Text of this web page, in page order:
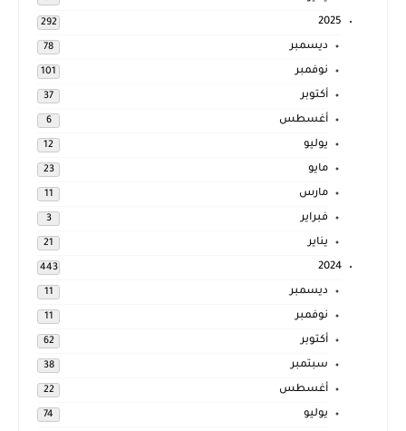
2025
292
ديسمبر 78
نوفمبر 101
أكتوبر 37
أغسطس 6
يوليو 12
مايو 23
مارس 11
فبراير 3
يناير 21
2024
443
ديسمبر 11
نوفمبر 11
أكتوبر 62
سبتمبر 38
أغسطس 22
يوليو 74